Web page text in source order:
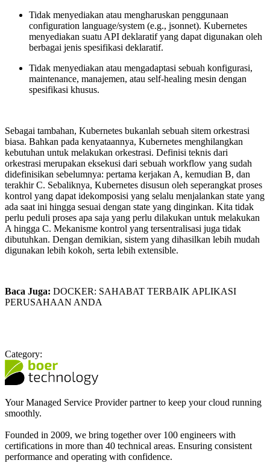
Tidak menyediakan atau mengharuskan penggunaan
configuration language/system (e.g., jsonnet). Kubernetes
menyediakan suatu API deklaratif yang dapat digunakan oleh
berbagai jenis spesifikasi deklaratif.
Tidak menyediakan atau mengadaptasi sebuah konfigurasi,
maintenance, manajemen, atau self-healing mesin dengan
spesifikasi khusus.
Sebagai tambahan, Kubernetes bukanlah sebuah sitem orkestrasi
biasa. Bahkan pada kenyataannya, Kubernetes menghilangkan
kebutuhan untuk melakukan orkestrasi. Definisi teknis dari
orkestrasi merupakan eksekusi dari sebuah workflow yang sudah
didefinisikan sebelumnya: pertama kerjakan A, kemudian B, dan
terakhir C. Sebaliknya, Kubernetes disusun oleh seperangkat proses
kontrol yang dapat idekomposisi yang selalu menjalankan state yang
ada saat ini hingga sesuai dengan state yang dinginkan. Kita tidak
perlu peduli proses apa saja yang perlu dilakukan untuk melakukan
A hingga C. Mekanisme kontrol yang tersentralisasi juga tidak
dibutuhkan. Dengan demikian, sistem yang dihasilkan lebih mudah
digunakan lebih kokoh, serta lebih extensible.
Baca Juga: DOCKER: SAHABAT TERBAIK APLIKASI
PERUSAHAAN ANDA
Category:
Your Managed Service Provider partner to keep your cloud running
smoothly.
Founded in 2009, we bring together over 100 engineers with
certifications in more than 40 technical areas. Ensuring consistent
performance and operating with confidence.